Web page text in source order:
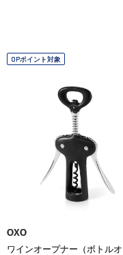
OPポイント対象
OXO
ワインオープナー（ボトル